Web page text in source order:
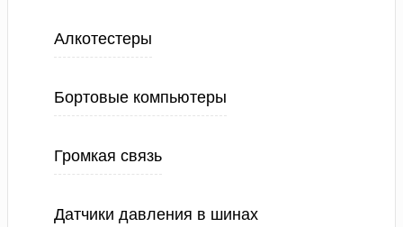
Алкотестеры
Бортовые компьютеры
Громкая связь
Датчики давления в шинах